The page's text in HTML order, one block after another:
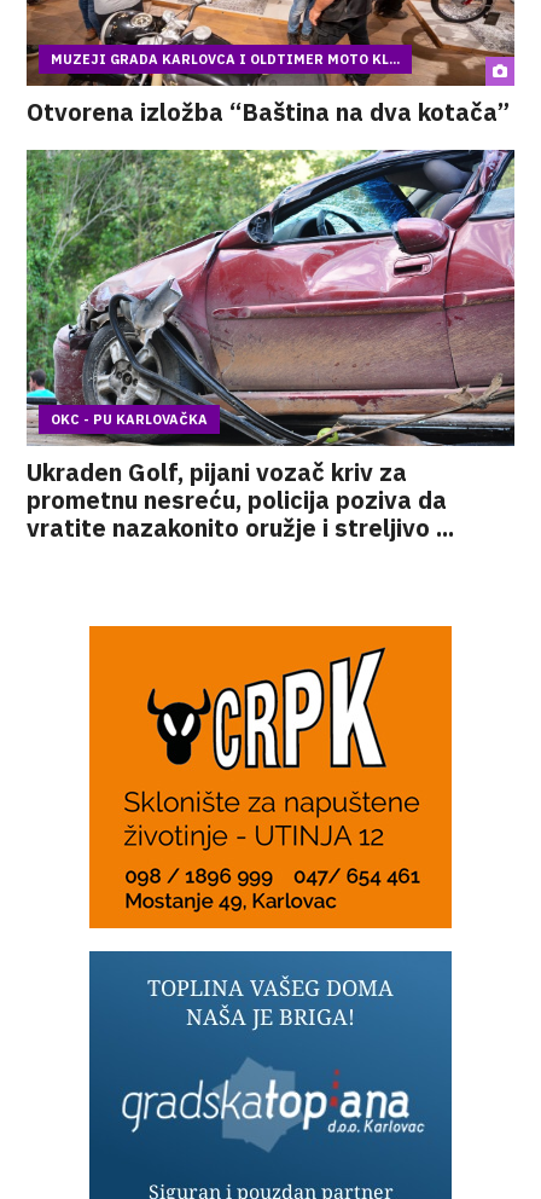
MUZEJI GRADA KARLOVCA I OLDTIMER MOTO KL...
Otvorena izložba “Baština na dva kotača”
OKC - PU KARLOVAČKA
Ukraden Golf, pijani vozač kriv za
prometnu nesreću, policija poziva da
vratite nazakonito oružje i streljivo ...